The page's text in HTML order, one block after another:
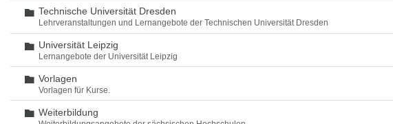
Ordner
Technische Universität Dresden
Lehrveranstaltungen und Lernangebote der Technischen Universität Dresden
Ordner
Universität Leipzig
Lernangebote der Universität Leipzig
Ordner
Vorlagen
Vorlagen für Kurse.
Ordner
Weiterbildung